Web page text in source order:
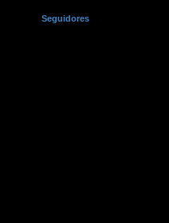
Seguidores